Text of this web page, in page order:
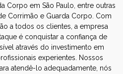
Corpo em São Paulo, entre outras
Corrimão e Guarda Corpo. Com
a todos os clientes, a empresa
é conquistar a confiança de
através do investimento em
experientes. Nossos
atendê-lo adequadamente, nós